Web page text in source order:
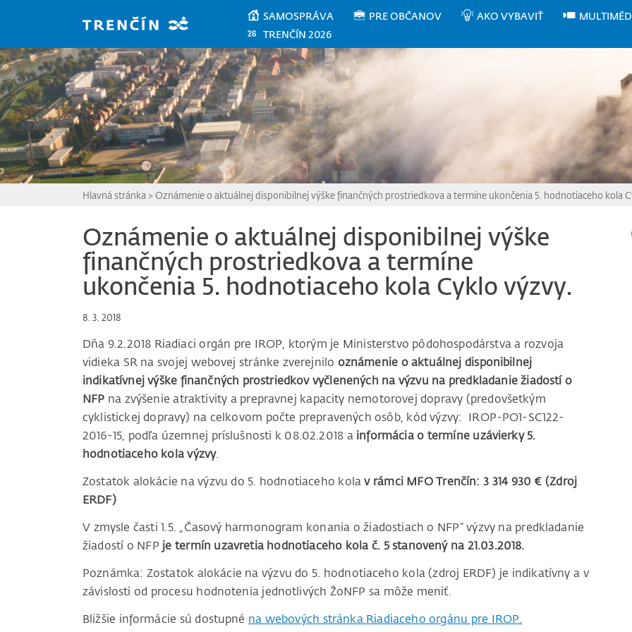
SAMOSPRÁVA PRE OBČANOV AKO VYBAVIŤ
TRENČÍN 2026
Hlavná stránka > Oznámenie o aktuálnej disponibilnej výške finančných prostriedkova a termíne ukončenia 5. hodnotiaceho kola
Oznámenie o aktuálnej disponibilnej výške
finančných prostriedkova a termíne
ukončenia 5. hodnotiaceho kola Cyklo výzvy.
8. 3. 2018
Dňa 9.2.2018 Riadiaci orgán pre IROP, ktorým je Ministerstvo pôdohospodárstva a rozvoja
vidieka SR na svojej webovej stránke zverejnilo oznámenie o aktuálnej disponibilnej
indikatívnej výške finančných prostriedkov vyčlenených na výzvu na predkladanie žiadostí o
NFP na zvýšenie atraktivity a prepravnej kapacity nemotorovej dopravy (predovšetkým
cyklistickej dopravy) na celkovom počte prepravených osôb, kód výzvy: IROP-PO1-SC122-
2016-15, podľa územnej príslušnosti k 08.02.2018 a informácia o termíne uzávierky 5.
hodnotiaceho kola výzvy.
Zostatok alokácie na výzvu do 5. hodnotiaceho kolav rámci MFO Trenčín: 3 314 930 € (Zdroj
ERDF)
V zmysle časti 1.5. „Časový harmonogram konania o žiadostiach o NFP“ výzvy na predkladanie
žiadostí o NFP je termín uzavretia hodnotiaceho kola č. 5 stanovený na 21.03.2018.
Poznámka: Zostatok alokácie na výzvu do 5. hodnotiaceho kola (zdroj ERDF) je indikatívny a v
závislosti od procesu hodnotenia jednotlivých ŽoNFP sa môže meniť.
Bližšie informácie sú dostupné na webových stránka Riadiaceho orgánu pre IROP.